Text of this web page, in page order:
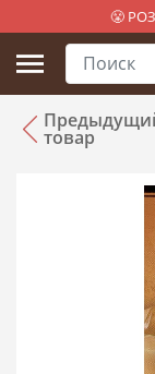
😤
товар